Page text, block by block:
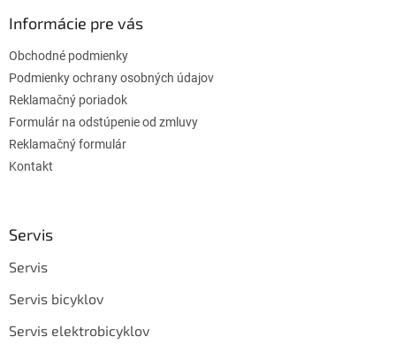
Informácie pre vás
Obchodné podmienky
Podmienky ochrany osobných údajov
Reklamačný poriadok
Formulár na odstúpenie od zmluvy
Reklamačný formulár
Kontakt
Servis
Servis
Servis bicyklov
Servis elektrobicyklov